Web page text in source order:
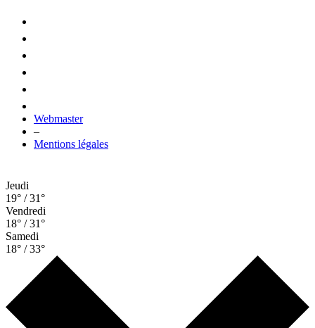
Webmaster
–
Mentions légales
Jeudi
19° / 31°
Vendredi
18° / 31°
Samedi
18° / 33°